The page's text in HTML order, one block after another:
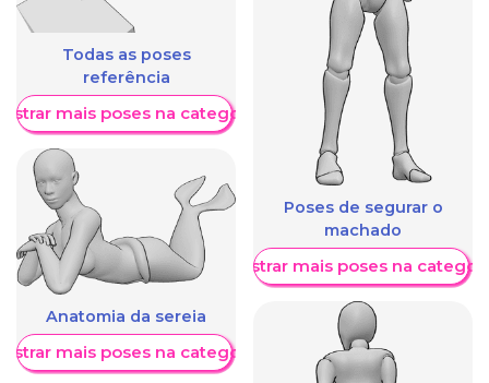
Todas as poses
referência
mais poses na categoria
Anatomia da sereia
mais poses na categoria
Poses de segurar o
machado
Mostrar mais poses na